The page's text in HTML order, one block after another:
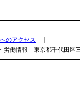
のアクセス
労働情報 東京都千代田区